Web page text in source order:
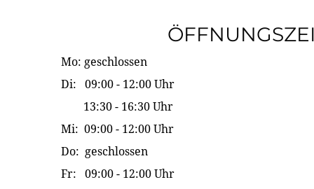
Mo: geschlossen
Di: 09:00 - 12:00 Uhr
13:30 - 16:30 Uhr
Mi: 09:00 - 12:00 Uhr
Do: geschlossen
Fr: 09:00 - 12:00 Uhr